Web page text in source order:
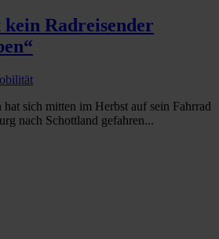
Radreisender
sich mitten im Herbst auf sein Fahrrad
nach Schottland gefahren...